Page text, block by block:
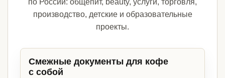
по России: общепит, beauty, услуги, торговля,
производство, детские и образовательные
проекты.
Смежные документы для кофе
с собой